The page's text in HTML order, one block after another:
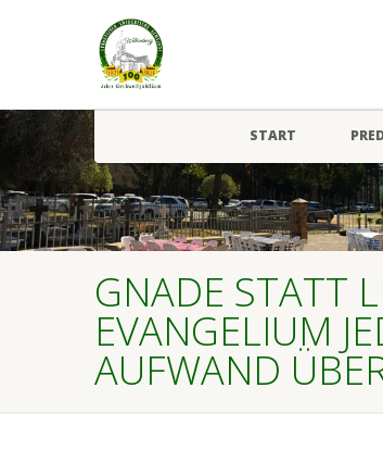
START
GNADE STATT
EVANGELIUM
AUFWAND